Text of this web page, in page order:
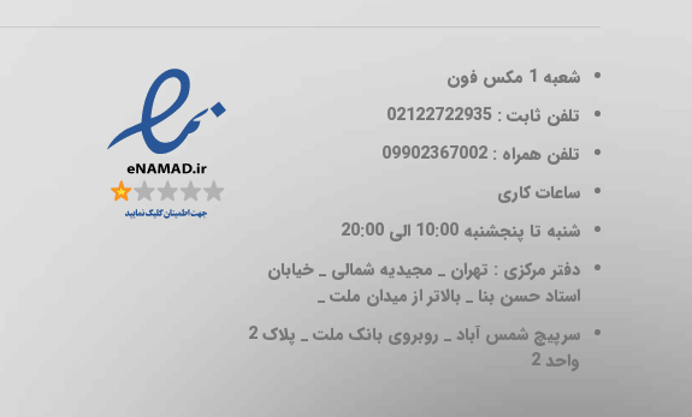
شعبه 1
مکس فون
تلفن ثابت : 02122722935
تلفن همراه : 09902367002
ساعات کاری
شنبه تا پنجشنبه 10:00 الی 20:00
دفتر مرکزی : تهران _ مجیدیه شمالی _ خیابان
استاد حسن بنا _ بالاتر از میدان ملت _
سرپیچ شمس آباد _ روبروی بانک ملت _ پلاک 2
واحد 2